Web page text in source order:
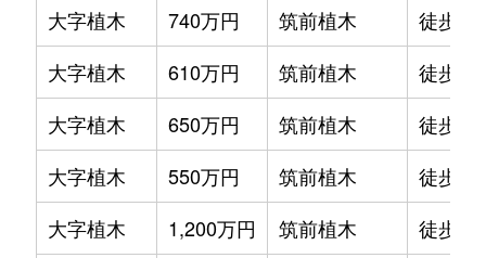
大字植木
740万円 筑前植木
徒歩6
大字植木
610万円 筑前植木
徒歩7
大字植木
650万円 筑前植木
徒歩8
大字植木
550万円 筑前植木
徒歩9
大字植木
1,200万円 筑前植木
徒歩15